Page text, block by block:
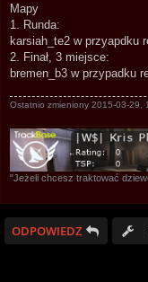
Mapy
1. Runda:
karsiah_te2 w przyapdku
2. Finał, 3 miejsce:
bremen_b3 w przypadku
Ostatnio zmieniony 2015-03-29,
"Jeżeli chcesz traktować
ODPOWIEDZ